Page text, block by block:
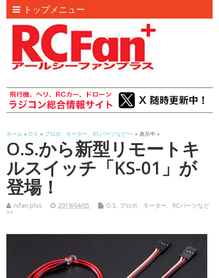
トップメニュー
ホーム » O.S. » プロポ、モーター、RCパーツなど>> » 表示中 »
O.S.から新型リモートキ
ルスイッチ「KS-01」が
登場！
rcfan-plus 2019/04/05 O.S., プロポ、モーター、RCパーツなど
>>